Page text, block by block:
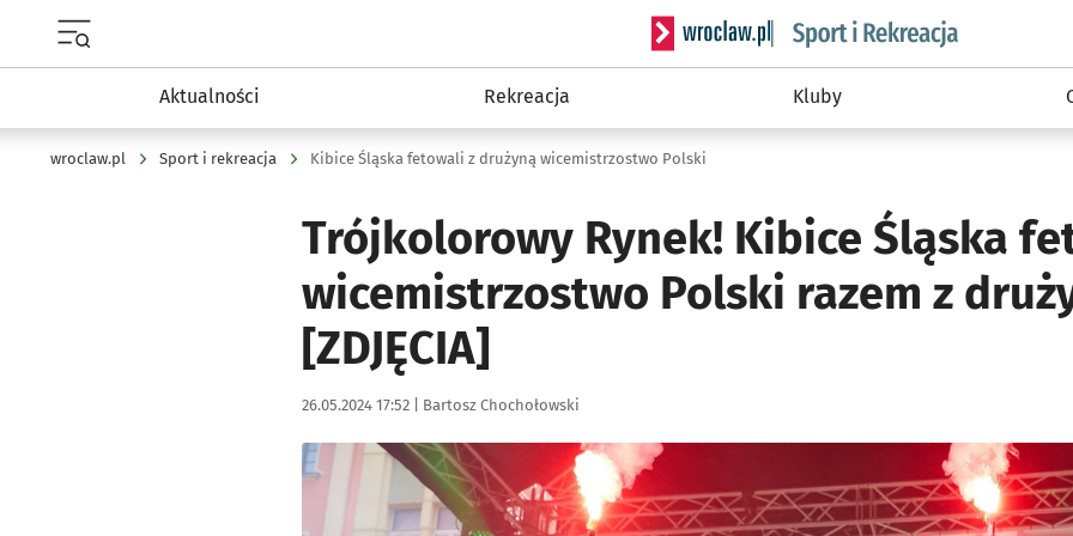
Serwis informacyjny wroclaw.pl podserwis: Sport
Aktualności Rekreacja Kluby
wroclaw.pl Sport i rekreacja Kibice Śląska fetowali z drużyną wicemistrzostwo Polski
Trójkolorowy Rynek! Kibice Śląska
wicemistrzostwo Polski razem z
[ZDJĘCIA]
Data publikacji:
26.05.2024 17:52 | Autor:
Bartosz Chochołowski
Kliknij, aby zobaczyć galerię